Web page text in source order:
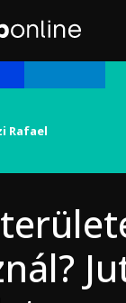
Rafael